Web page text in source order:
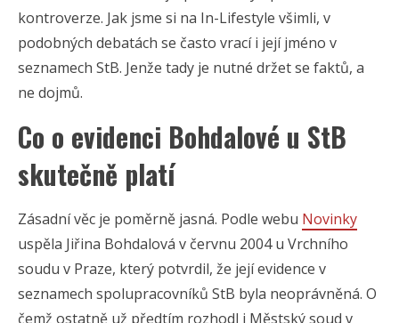
kontroverze. Jak jsme si na In-Lifestyle všimli, v
podobných debatách se často vrací i její jméno v
seznamech StB. Jenže tady je nutné držet se faktů, a
ne dojmů.
Co o evidenci Bohdalové u StB
skutečně platí
Zásadní věc je poměrně jasná. Podle webu Novinky
uspěla Jiřina Bohdalová v červnu 2004 u Vrchního
soudu v Praze, který potvrdil, že její evidence v
seznamech spolupracovníků StB byla neoprávněná. O
čemž ostatně už předtím rozhodl i Městský soud v